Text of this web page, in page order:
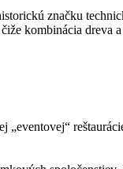
značku
kombinácia dreva